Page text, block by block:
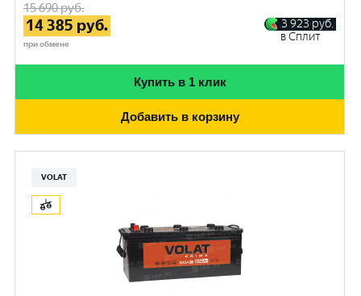
15 690руб.
14 385 руб.
при обмене
3 923 руб.
в Сплит
Купить в 1 клик
Добавить в корзину
VOLAT